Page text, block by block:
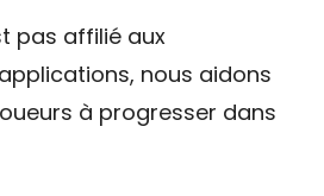
pas affilié aux
nous aidons
à progresser dans